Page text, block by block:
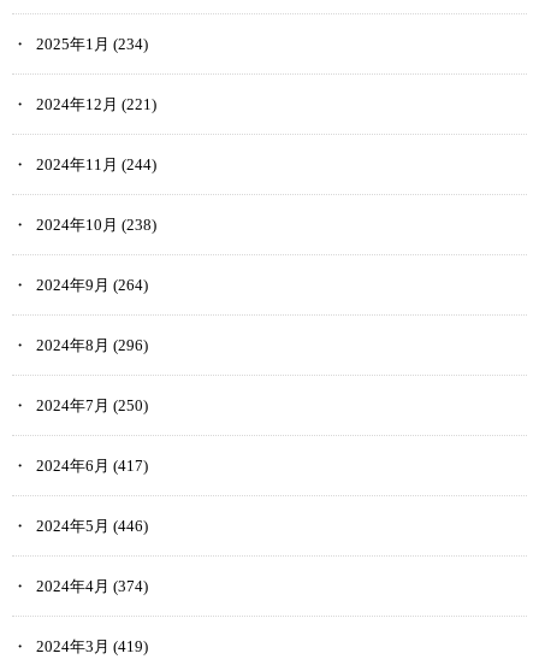
2025年1月 (234)
2024年12月 (221)
2024年11月 (244)
2024年10月 (238)
2024年9月 (264)
2024年8月 (296)
2024年7月 (250)
2024年6月 (417)
2024年5月 (446)
2024年4月 (374)
2024年3月 (419)